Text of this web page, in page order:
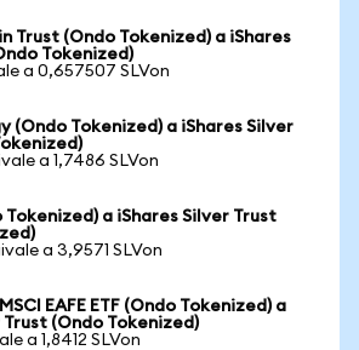
Trust (Ondo Tokenized) a iShares
Tokenized)
a 0,657507 SLVon
(Ondo Tokenized) a iShares Silver
a 1,7486 SLVon
Tokenized) a iShares Silver Trust
a 3,9571 SLVon
EAFE ETF (Ondo Tokenized) a
Trust (Ondo Tokenized)
a 1,8412 SLVon